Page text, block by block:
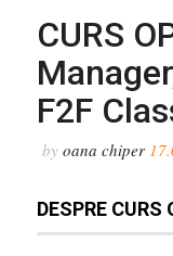
CURS
F2F
byoana chiper
DESPRE